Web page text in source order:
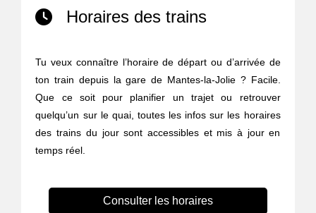
Horaires des trains
Tu veux connaître l’horaire de départ ou d’arrivée de
ton train depuis la gare de Mantes-la-Jolie ? Facile.
Que ce soit pour planifier un trajet ou retrouver
quelqu’un sur le quai, toutes les infos sur les horaires
des trains du jour sont accessibles et mis à jour en
temps réel.
Consulter les horaires